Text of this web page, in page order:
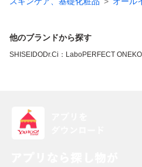
他のブランドから探す
SHISEIDODr.Ci：LaboPERFECT ONE